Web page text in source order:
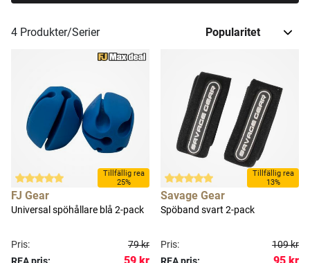
4 Produkter/Serier
Tillfällig rea
25%
FJ Gear
Universal spöhållare blå 2-pack
Pris:
79 kr
Tillfällig rea
13%
Savage Gear
Spöband svart 2-pack
Pris:
109 kr